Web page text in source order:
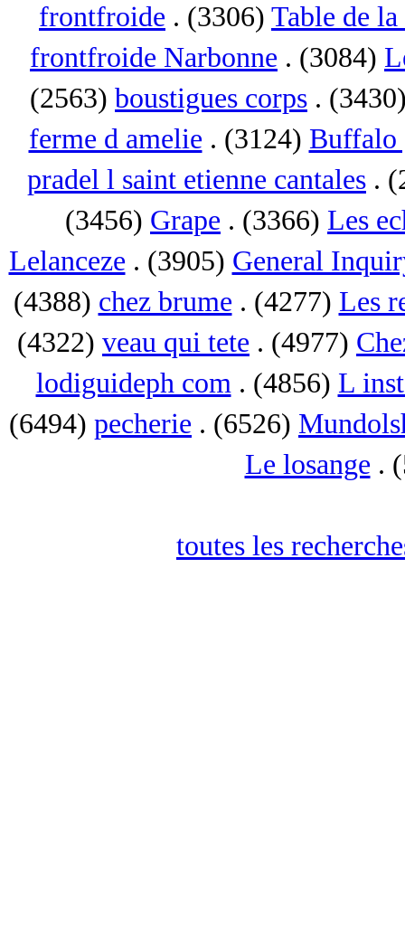
frontfroide . (3306) Table de
frontfroide Narbonne . (3084)
(2563) boustigues corps .
ferme d amelie . (3124) Buffalo
pradel l saint etienne cantales .
(3456) Grape . (3366) Les
Lelanceze . (3905) General
(4388) chez brume . (4277) Les
(4322) veau qui tete . (4977)
lodiguideph com. (4856) L
(6494) pecherie . (6526)
Le losange .
toutes les